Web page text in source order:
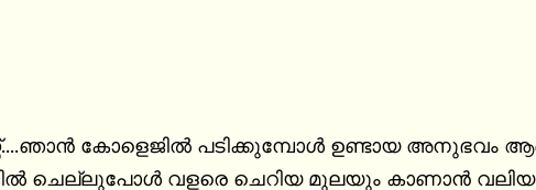
ചെല്ലുപോൾ വളരെ ചെറിയ മുലയും കാണാൻ വലിയ